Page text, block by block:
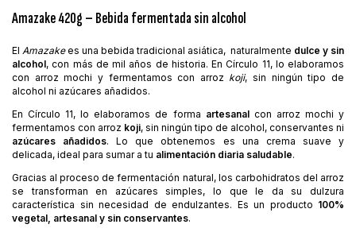
Amazake 420g – Bebida fermentada sin alcohol
El Amazakees una bebida tradicional asiática, naturalmente dulce y sin
alcohol, con más de mil años de historia. En Círculo 11, lo elaboramos
con arroz mochi y fermentamos con arroz koji, sin ningún tipo de
alcohol ni azúcares añadidos.
En Círculo 11, lo elaboramos de forma artesanalcon arroz mochi y
fermentamos con arroz koji, sin ningún tipo de alcohol, conservantes ni
azúcares añadidos. Lo que obtenemos es una crema suave y
delicada, ideal para sumar a tu alimentación diaria saludable.
Gracias al proceso de fermentación natural, los carbohidratos del arroz
se transforman en azúcares simples, lo que le da su dulzura
característica sin necesidad de endulzantes. Es un producto 100%
vegetal, artesanal y sin conservantes.